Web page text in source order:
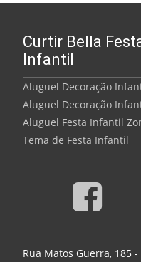
Curtir Bella
Infantil
Aluguel Decoração
Aluguel Decoração
Aluguel Festa Infantil
Tema de Festa Infantil
Rua Matos Guerra, 185 -